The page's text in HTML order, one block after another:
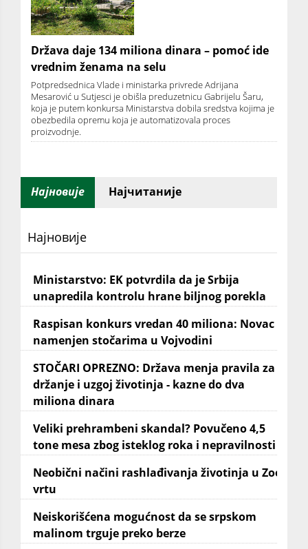
Država daje 134 miliona dinara – pomoć ide
vrednim ženama na selu
Potpredsednica Vlade i ministarka privrede Adrijana
Mesarović u Sutjesci je obišla preduzetnicu Gabrijelu Šaru,
koja je putem konkursa Ministarstva dobila sredstva kojima je
obezbedila opremu koja je automatizovala proces
proizvodnje.
Најновије Најчитаније
Најновије
Ministarstvo: EK potvrdila da je Srbija
unapredila kontrolu hrane biljnog porekla
Raspisan konkurs vredan 40 miliona: Novac
namenjen stočarima u Vojvodini
STOČARI OPREZNO: Država menja pravila za
držanje i uzgoj životinja - kazne do dva
miliona dinara
Veliki prehrambeni skandal? Povučeno 4,5
tone mesa zbog isteklog roka i nepravilnosti
Neobični načini rashlađivanja životinja u Zoo
vrtu
Neiskorišćena mogućnost da se srpskom
malinom trguje preko berze